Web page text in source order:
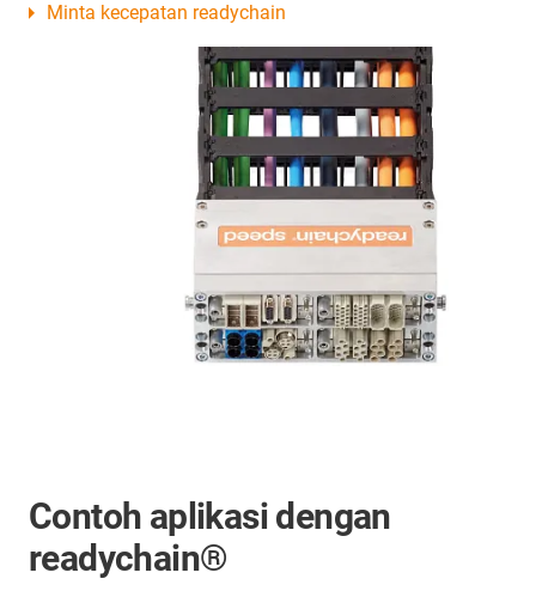
Minta kecepatan readychain
Contoh aplikasi dengan
readychain®